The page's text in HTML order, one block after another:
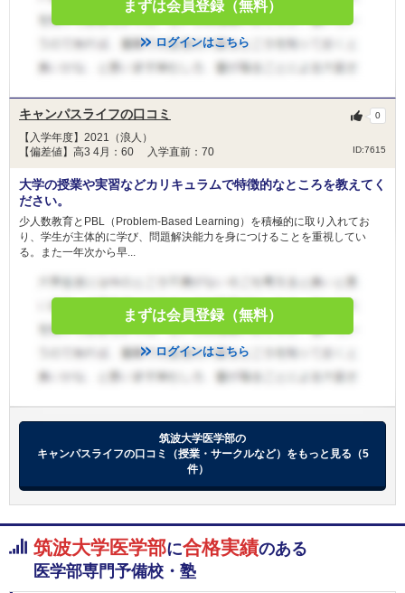
2月13日
藤田医科大学 共通テスト利用入試
藤田医科大学 一般（一般枠）
藤田医科大学 一般（地域枠）
久留米大学 前期一般選抜
順天堂大学 地域枠選抜
順天堂大学 前期共通テスト利用
順天堂大学 一般 (A方式)
北里大学 一般
昭和医科大学 静岡県地域枠
昭和医科大学 茨城県地域枠
昭和医科大学 長野県地域枠
昭和医科大学 一般選抜入試（Ⅰ期）
東海大学 神奈川地域枠
東海大学 大学入学共通テスト利用
東京女子医科大学 一般
聖マリアンナ医科大学 一般（前期）
藤田医科大学 共通テスト利用入試
藤田医科大学 一般（一般枠）
藤田医科大学 一般（地域枠）
関西医科大学 地域枠学校推薦型選抜（専願制）
関西医科大学 一般前期
福岡大学 共通テスト利用型（Ⅰ期）
まずは会員登録（無料）
ログインはこちら
キャンパスライフの口コミ
【入学年度】2021（浪人）
【偏差値】高3 4月：60 入学直前：70
ID:7615
0
大学の授業や実習などカリキュラムで特徴的なところを教えてく
ださい。
少人数教育とPBL（Problem-Based Learning）を積極的に取り入れてお
り、学生が主体的に学び、問題解決能力を身につけることを重視してい
る。また一年次から早...
まずは会員登録（無料）
ログインはこちら
筑波大学医学部の
キャンパスライフの口コミ（授業・サークルなど）をもっと見る（5
件）
筑波大学医学部に合格実績のある
医学部専門予備校・塾